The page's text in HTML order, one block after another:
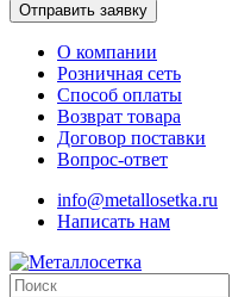
Отправить заявку
О компании
Розничная сеть
Способ оплаты
Возврат товара
Договор поставки
Вопрос-ответ
info@metallosetka.ru
Написать нам